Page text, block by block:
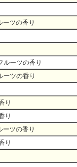
ーツの香り
ルーツの香り
ーツの香り
り
り
ーツの香り
り